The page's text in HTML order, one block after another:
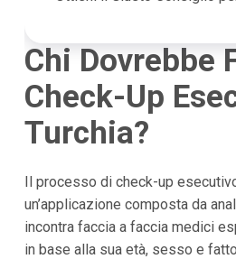
Chi Dovrebbe
Check-Up
Turchia?
Il processo di check-up
un’applicazione composta da
incontra faccia a faccia medici
in base alla sua età, sesso e